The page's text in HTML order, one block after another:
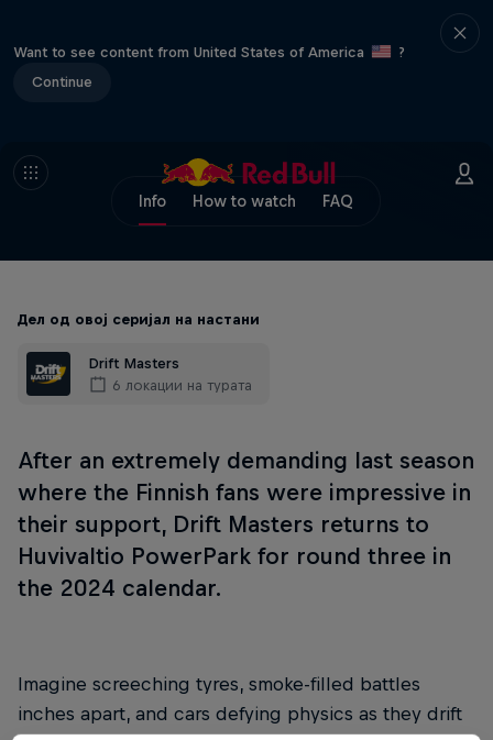
Want to see content from United States of America
?
Continue
Info How to watch FAQ
Дел од овој серијал на настани
Drift Masters
6 локации на турата
After an extremely demanding last season
where the Finnish fans were impressive in
their support, Drift Masters returns to
Huvivaltio PowerPark for round three in
the 2024 calendar.
Imagine screeching tyres, smoke-filled battles
inches apart, and cars defying physics as they drift